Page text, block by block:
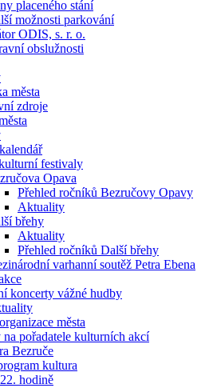
placeného stání
možnosti parkování
ODIS, s. r. o.
obslužnosti
města
zdroje
festivaly
Opava
Přehled ročníků Bezručovy Opavy
Aktuality
břehy
Aktuality
Přehled ročníků Další břehy
varhanní soutěž Petra Ebena
koncerty vážné hudby
města
pořadatele kulturních akcí
Bezruče
kultura
hodině